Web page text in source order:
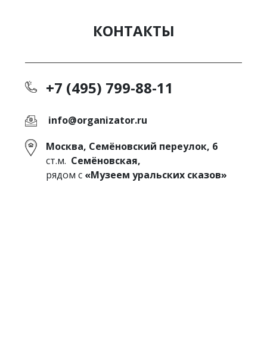
КОНТАКТЫ
+7 (495) 799-88-11
info@organizator.ru
Москва, Семёновский переулок, 6
ст.м. Семёновская,
рядом с «Музеем уральских сказов»